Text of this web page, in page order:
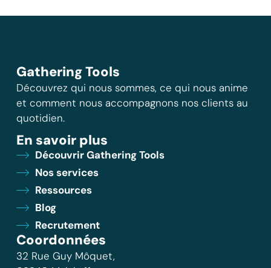
Gathering Tools
Découvrez qui nous sommes, ce qui nous anime
et comment nous accompagnons nos clients au
quotidien.
En savoir plus
Découvrir Gathering Tools
Nos services
Ressources
Blog
Recrutement
Coordonnées
32 Rue Guy Môquet,